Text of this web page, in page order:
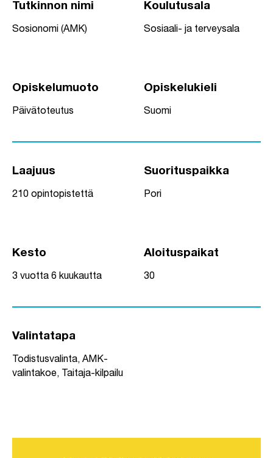
Tutkinnon nimi
Sosionomi (AMK)
Koulutusala
Sosiaali- ja terveysala
Opiskelumuoto
Päivätoteutus
Opiskelukieli
Suomi
Laajuus
210 opintopistettä
Suorituspaikka
Pori
Kesto
3 vuotta 6 kuukautta
Aloituspaikat
30
Valintatapa
Todistusvalinta, AMK-
valintakoe, Taitaja-kilpailu